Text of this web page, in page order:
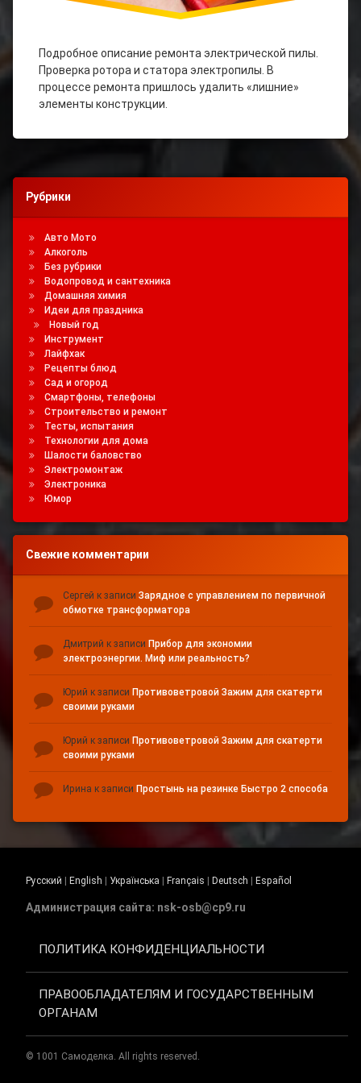
Подробное описание ремонта электрической пилы.
Проверка ротора и статора электропилы. В
процессе ремонта пришлось удалить «лишние»
элементы конструкции.
Рубрики
Авто Мото
Алкоголь
Без рубрики
Водопровод и сантехника
Домашняя химия
Идеи для праздника
Новый год
Инструмент
Лайфхак
Рецепты блюд
Сад и огород
Смартфоны, телефоны
Строительство и ремонт
Тесты, испытания
Технологии для дома
Шалости баловство
Электромонтаж
Электроника
Юмор
Свежие комментарии
Сергей к записи Зарядное с управлением по первичной
обмотке трансформатора
Дмитрий к записи Прибор для экономии
электроэнергии. Миф или реальность?
Юрий к записи Противоветровой Зажим для скатерти
своими руками
Юрий к записи Противоветровой Зажим для скатерти
своими руками
Ирина к записи Простынь на резинке Быстро 2 способа
Русский | English | Українська | Français | Deutsch | Español
Администрация сайта: nsk-osb@cp9.ru
ПОЛИТИКА КОНФИДЕНЦИАЛЬНОСТИ
ПРАВООБЛАДАТЕЛЯМ И ГОСУДАРСТВЕННЫМ
ОРГАНАМ
© 1001 Самоделка. All rights reserved.